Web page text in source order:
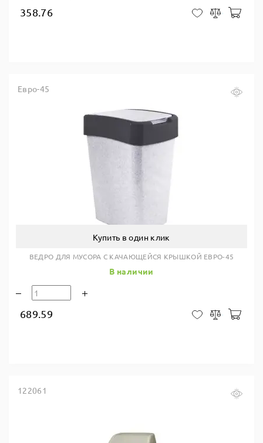
358.76 В закладки
Сравнить
Евро-45
Купить в один клик
ВЕДРО ДЛЯ МУСОРА С КАЧАЮЩЕЙСЯ КРЫШКОЙ ЕВРО-45
В наличии
689.59 В закладки
Сравнить
122061